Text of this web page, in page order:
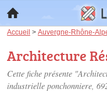
Accueil > Auvergne-Rhône-
Architecture
Cette fiche présente
industrielle ponchonniere,